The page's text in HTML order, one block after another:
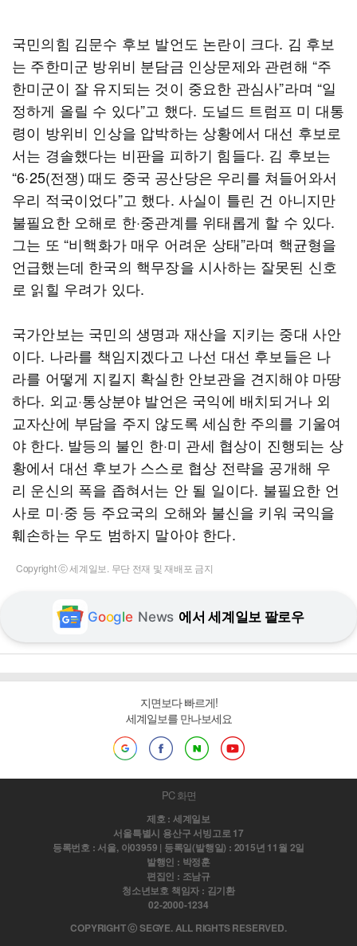
국민의힘 김문수 후보 발언도 논란이 크다. 김 후보
는 주한미군 방위비 분담금 인상문제와 관련해 “주
한미군이 잘 유지되는 것이 중요한 관심사”라며 “일
정하게 올릴 수 있다”고 했다. 도널드 트럼프 미 대통
령이 방위비 인상을 압박하는 상황에서 대선 후보로
서는 경솔했다는 비판을 피하기 힘들다. 김 후보는
“6·25(전쟁) 때도 중국 공산당은 우리를 쳐들어와서
우리 적국이었다”고 했다. 사실이 틀린 건 아니지만
불필요한 오해로 한·중관계를 위태롭게 할 수 있다.
그는 또 “비핵화가 매우 어려운 상태”라며 핵균형을
언급했는데 한국의 핵무장을 시사하는 잘못된 신호
로 읽힐 우려가 있다.
국가안보는 국민의 생명과 재산을 지키는 중대 사안
이다. 나라를 책임지겠다고 나선 대선 후보들은 나
라를 어떻게 지킬지 확실한 안보관을 견지해야 마땅
하다. 외교·통상분야 발언은 국익에 배치되거나 외
교자산에 부담을 주지 않도록 세심한 주의를 기울여
야 한다. 발등의 불인 한·미 관세 협상이 진행되는 상
황에서 대선 후보가 스스로 협상 전략을 공개해 우
리 운신의 폭을 좁혀서는 안 될 일이다. 불필요한 언
사로 미·중 등 주요국의 오해와 불신을 키워 국익을
훼손하는 우도 범하지 말아야 한다.
Copyright ⓒ 세계일보. 무단 전재 및 재배포 금지
Google News 에서 세계일보 팔로우
지면보다 빠르게!
세계일보를 만나보세요
PC 화면
제호 : 세계일보
서울특별시 용산구 서빙고로 17
등록번호 : 서울, 아03959 | 등록일(발행일) : 2015년 11월 2일
발행인 : 박정훈
편집인 : 조남규
청소년보호 책임자 : 김기환
02-2000-1234
COPYRIGHT ⓒ SEGYE. ALL RIGHTS RESERVED.